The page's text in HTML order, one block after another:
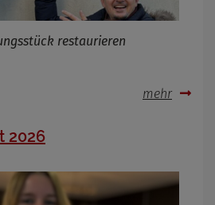
restaurieren
mehr
2026